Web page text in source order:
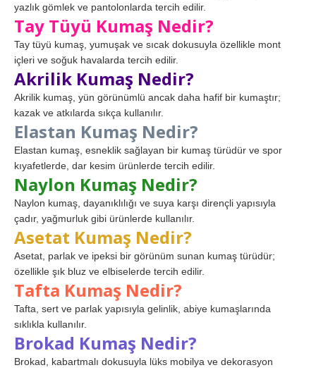
yazlık gömlek ve pantolonlarda tercih edilir.
Tay Tüyü Kumaş Nedir?
Tay tüyü kumaş, yumuşak ve sıcak dokusuyla özellikle mont
içleri ve soğuk havalarda tercih edilir.
Akrilik Kumaş Nedir?
Akrilik kumaş, yün görünümlü ancak daha hafif bir kumaştır;
kazak ve atkılarda sıkça kullanılır.
Elastan Kumaş Nedir?
Elastan kumaş, esneklik sağlayan bir kumaş türüdür ve spor
kıyafetlerde, dar kesim ürünlerde tercih edilir.
Naylon Kumaş Nedir?
Naylon kumaş, dayanıklılığı ve suya karşı dirençli yapısıyla
çadır, yağmurluk gibi ürünlerde kullanılır.
Asetat Kumaş Nedir?
Asetat, parlak ve ipeksi bir görünüm sunan kumaş türüdür;
özellikle şık bluz ve elbiselerde tercih edilir.
Tafta Kumaş Nedir?
Tafta, sert ve parlak yapısıyla gelinlik, abiye kumaşlarında
sıklıkla kullanılır.
Brokad Kumaş Nedir?
Brokad, kabartmalı dokusuyla lüks mobilya ve dekorasyon